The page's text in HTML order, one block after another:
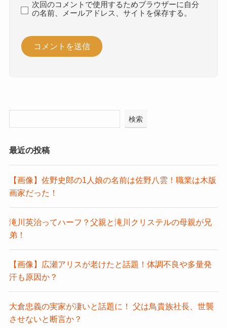
次回のコメントで使用するためブラウザーに自分
の名前、メールアドレス、サイトを保存する。
検索
最近の投稿
【画像】佐野史郎の1人娘の名前は佐野八雲！職業は木版
画家だった！
滝川英治ってハーフ？父親と滝川クリステルの母親が兄
弟！
【画像】広瀬アリスが老けたと話題！体調不良や多量発
汗も原因か？
大倉忠義の実家が凄いと話題に！ 父は鳥貴族社長、世襲
させないと断言か？